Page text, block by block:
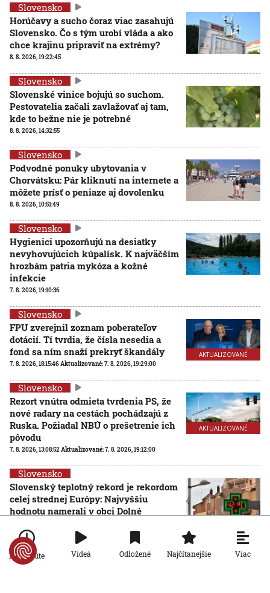
Slovensko
Horúčavy a sucho čoraz viac zasahujú
Slovensko. Čo s tým urobí vláda a ako
chce krajinu pripraviť na extrémy?
8. 8. 2026, 19:22:45
Slovensko
Slovenské vinice bojujú so suchom.
Pestovatelia začali zavlažovať aj tam,
kde to bežne nie je potrebné
8. 8. 2026, 14:32:55
Slovensko
Podvodné ponuky ubytovania v
Chorvátsku: Pár kliknutí na internete a
môžete prísť o peniaze aj dovolenku
8. 8. 2026, 10:51:49
Slovensko
Hygienici upozorňujú na desiatky
nevyhovujúcich kúpalísk. K najväčším
hrozbám patria mykóza a kožné
infekcie
7. 8. 2026, 19:10:36
AKTUALIZOVANÉ
Slovensko
FPU zverejnil zoznam poberateľov
dotácií. Tí tvrdia, že čísla nesedia a
fond sa ním snaží prekryť škandály
7. 8. 2026, 18:15:46Aktualizované:7. 8. 2026, 19:29:00
AKTUALIZOVANÉ
Slovensko
Rezort vnútra odmieta tvrdenia PS, že
nové radary na cestách pochádzajú z
Ruska. Požiadal NBÚ o prešetrenie ich
pôvodu
7. 8. 2026, 13:08:52Aktualizované:7. 8. 2026, 19:12:00
Slovensko
Slovenský teplotný rekord je rekordom
celej strednej Európy: Najvyššiu
hodnotu namerali v obci Dolné
7. 8. 2026, 12:32:51
Slovensko
Po minúte Videá Odložené Najčítanejšie Viac